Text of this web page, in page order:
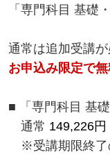
「専門科目 基礎
通常は追加受講が
お申込み限定で無
■ 「専門科目 基
通常 149,226円
※受講期限終了